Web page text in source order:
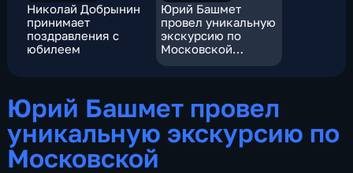
Николай Добрынин
принимает
поздравления с
юбилеем
Юрий Башмет
провел уникальную
экскурсию по
Московской
консерватории
Юрий Башмет провел
уникальную экскурсию по
Московской